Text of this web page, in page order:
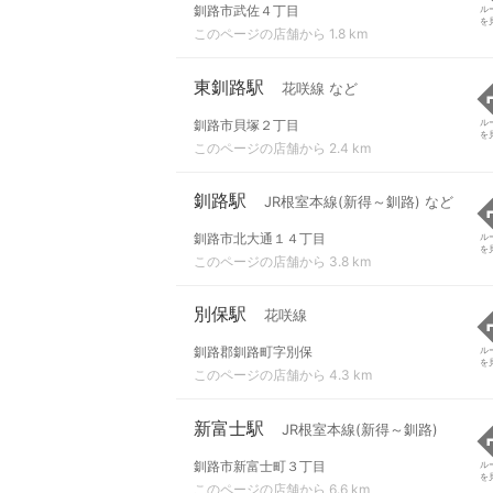
釧路市武佐４丁目
このページの店舗から 1.8 km
ル
を
東釧路駅 花咲線 など
釧路市貝塚２丁目
このページの店舗から 2.4 km
ル
を
釧路駅 JR根室本線(新得～釧路) など
釧路市北大通１４丁目
このページの店舗から 3.8 km
ル
を
別保駅 花咲線
釧路郡釧路町字別保
このページの店舗から 4.3 km
ル
を
新富士駅 JR根室本線(新得～釧路)
釧路市新富士町３丁目
このページの店舗から 6.6 km
ル
を